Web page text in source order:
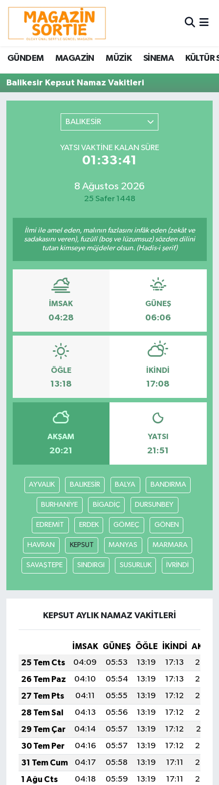
GÜNDEM MAGAZİN MÜZİK SİNEMA KÜLTÜR
Balikesir Kepsut Namaz Vakitleri
BALIKESİR
YATSI VAKTINE KALAN SÜRE
01:33:41
8 Ağustos 2026
25 Safer 1448
İlmi ile amel eden, malının fazlasını infâk eden (zekât ve
sadakasını veren), fuzûlî (boş ve lüzumsuz) sözden dilini
tutan kimseye müjdeler olsun. (Hadis-i şerif)
İMSAK
04:28
GÜNEŞ
06:06
ÖĞLE
13:18
İKINDI
17:08
AKŞAM
20:21
YATSI
21:51
AYVALIK BALIKESİR BALYA BANDIRMA
BURHANİYE BİGADİÇ DURSUNBEY
EDREMİT ERDEK GÖMEÇ GÖNEN
HAVRAN KEPSUT MANYAS MARMARA
SAVAŞTEPE SINDIRGI SUSURLUK İVRİNDİ
KEPSUT AYLIK NAMAZ VAKITLERI
İMSAK GÜNEŞ ÖĞLE İKINDI
25 Tem Cts
04:09 05:53 13:19 17:13
20:35
26 Tem Paz
04:10 05:54 13:19 17:13
20:34
27 Tem Pts
04:11 05:55 13:19 17:12
20:33
28 Tem Sal
04:13 05:56 13:19 17:12
20:32
29 Tem Çar
04:14 05:57 13:19 17:12
20:31
30 Tem Per
04:16 05:57 13:19 17:12
20:30
31 Tem Cum
04:17 05:58 13:19 17:11
20:29
1 Ağu Cts
04:18 05:59 13:19 17:11
20:28
Nöbetçi Eczaneler
Hava Durumu
Trafik Durumu
Süper Lig Puan Durumu ve Fikstür
Son Dakika Haberleri